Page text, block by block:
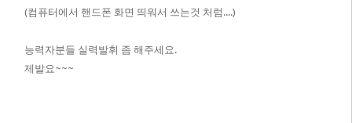
(컴퓨터에서 핸드폰 화면 띄워서 쓰는것 처럼....)
능력자분들 실력발휘 좀 해주세요.
제발요~~~